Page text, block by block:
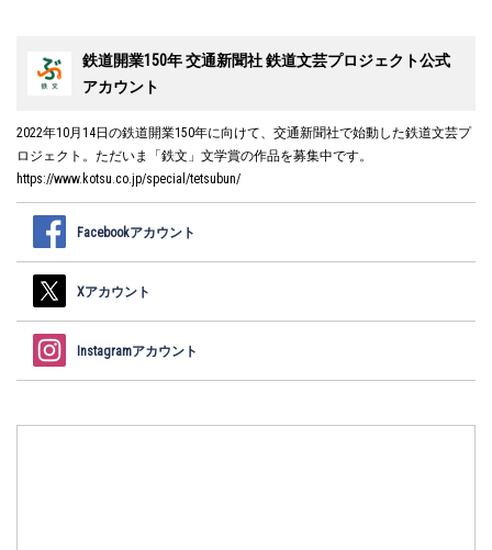
鉄道開業150年 交通新聞社 鉄道文芸プロジェクト公式
アカウント
2022年10月14日の鉄道開業150年に向けて、交通新聞社で始動した鉄道文芸プ
ロジェクト。ただいま「鉄文」文学賞の作品を募集中です。
https://www.kotsu.co.jp/special/tetsubun/
Facebookアカウント
Xアカウント
Instagramアカウント